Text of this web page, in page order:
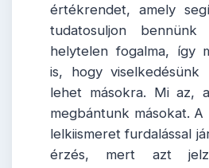
értékrendet, amely
tudatosuljon
helytelen fogalma, így
is, hogy viselkedésünk
lehet másokra. Mi az,
megbántunk másokat. A
lelkiismeret furdalással
érzés, mert azt